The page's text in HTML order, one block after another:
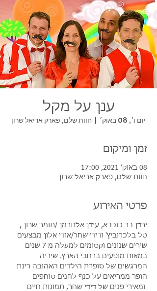
ענן על מקל
יום ו׳, 08 באוק׳
  |
חוות שלם, פארק אריאל שרון
זמן ומיקום
08 באוק׳ 2021, 17:00
חוות שלם, פארק אריאל שרון
פרטי האירוע
ירדן בר כוכבא, עידן אלתרמן /תומר שרון ,
טל בלכרוביץ' ודידי שחר/אודי אלון מבצעים
שירים שנונים וקסומים למעלה מ 7 שנים
במאות מופעים ברחבי הארץ. שיריה
המרגשים של סופרת הילדים האהובה רינת
הופר ממריאים על כנף לחנים סוחפים
ומאירי פנים של דידי שחר, תמונות חיים